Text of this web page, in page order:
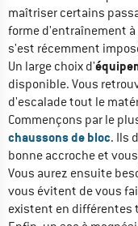
maîtriser certains
forme d'entraînement
s'est récemment
Un large choix d'
disponible. Vous
d'escalade tout le
Commençons par le
chaussons de bloc. Ils
bonne accroche et
Vous aurez ensuite
vous évitent de vous
existent en différentes